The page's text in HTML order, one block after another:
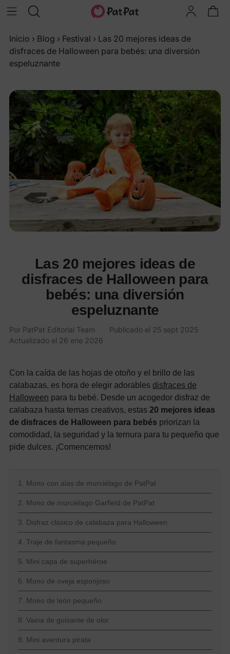
Inicio › Blog › Festival › Las 20 mejores ideas de
disfraces de Halloween para bebés: una diversión
espeluznante
Las 20 mejores ideas de
disfraces de Halloween para
bebés: una diversión
espeluznante
Por PatPat Editorial Team Publicado el 25 sept 2025
Actualizado el 26 ene 2026
Con la caída de las hojas de otoño y el brillo de las
calabazas, es hora de elegir adorables disfraces de
Halloween para tu bebé. Desde un acogedor disfraz de
calabaza hasta temas creativos, estas 20 mejores ideas
de disfraces de Halloween para bebés priorizan la
comodidad, la seguridad y la ternura para tu pequeño que
pide dulces. ¡Comencemos!
1. Mono con alas de murciélago de PatPat
2. Mono de murciélago Garfield de PatPat
3. Disfraz clásico de calabaza para Halloween
4. Traje de fantasma pequeño
5. Mini capa de superhéroe
6. Mono de oveja esponjoso
7. Mono de león pequeño
8. Vaina de guisante de olor
9. Mini aventura pirata